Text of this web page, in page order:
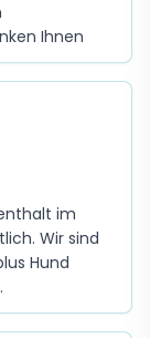
Ihnen
im
Wir sind
Hund